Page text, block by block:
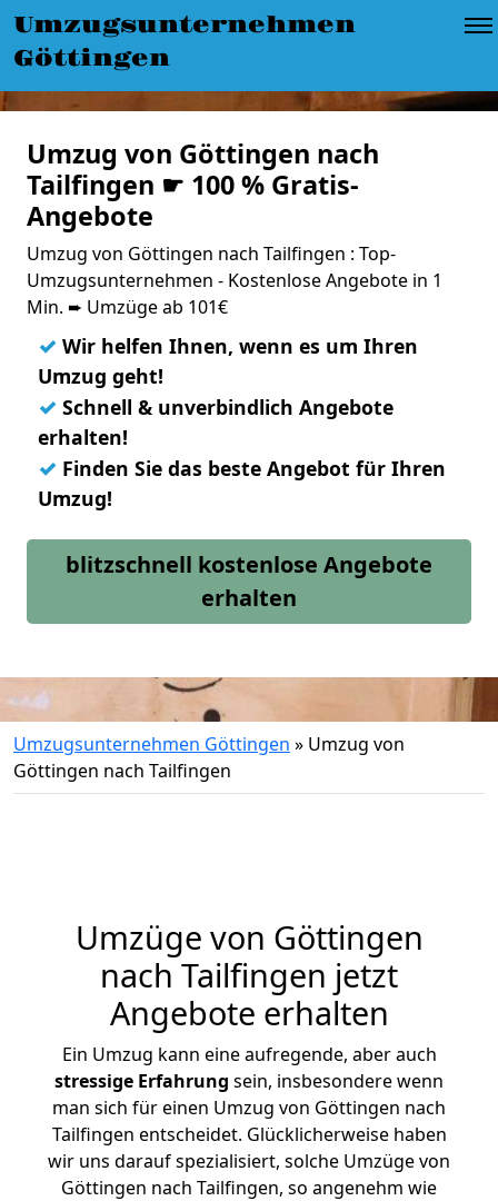
Umzugsunternehmen
Göttingen
Umzug von Göttingen nach
Tailfingen ☛ 100 % Gratis-
Angebote
Umzug von Göttingen nach Tailfingen : Top-
Umzugsunternehmen - Kostenlose Angebote in 1
Min. ➨ Umzüge ab 101€
✓ Wir helfen Ihnen, wenn es um Ihren
Umzug geht!
✓ Schnell & unverbindlich Angebote
erhalten!
✓ Finden Sie das beste Angebot für Ihren
Umzug!
blitzschnell kostenlose Angebote
erhalten
Umzugsunternehmen Göttingen » Umzug von
Göttingen nach Tailfingen
Umzüge von Göttingen
nach Tailfingen jetzt
Angebote erhalten
Ein Umzug kann eine aufregende, aber auch
stressige Erfahrung sein, insbesondere wenn
man sich für einen Umzug von Göttingen nach
Tailfingen entscheidet. Glücklicherweise haben
wir uns darauf spezialisiert, solche Umzüge von
Göttingen nach Tailfingen, so angenehm wie